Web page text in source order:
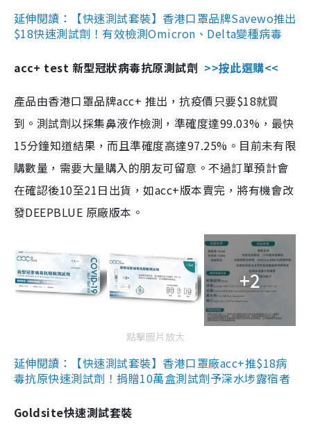
延伸閱讀：【快速測試套裝】香港口罩品牌Savewo推出
$18快速測試劑！有效檢測Omicron、Delta變種病毒
acc+ test 新型冠狀病毒抗原測試劑 >>按此選購<<
產品由香港口罩品牌acc+ 推出，抗疫價只要$18就買
到。測試劑以採集鼻液作檢測，準確度達99.03%，最快
15分鐘知道結果，而且準確度高達97.25%。目前未有限
購數量，需要大量購入的朋友可留意。不過訂單預計會
在確認後10至21日出貨，如acc+版本賣完，將有機會改
發DEEPBLUE 原廠版本。
+2
點擊圖片放大
延伸閱讀：【快速測試套裝】香港口罩廠acc+推$18病
毒抗原快速測試劑！捐贈10萬盒測試劑予深水埗露宿者
Goldsite快速測試套裝